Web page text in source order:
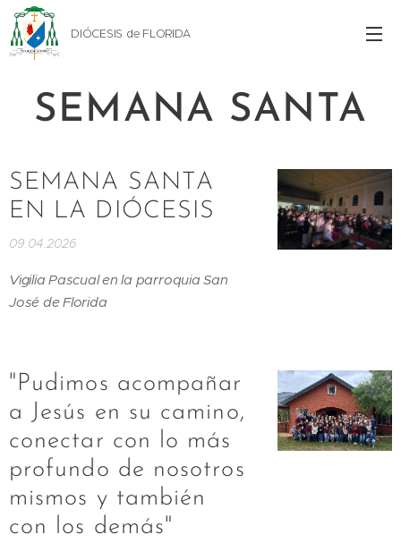
DIÓCESIS de FLORIDA
SEMANA SANTA
SEMANA SANTA
EN LA DIÓCESIS
09.04.2026
Vigilia Pascual en la parroquia San
José de Florida
"Pudimos acompañar
a Jesús en su camino,
conectar con lo más
profundo de nosotros
mismos y también
con los demás"